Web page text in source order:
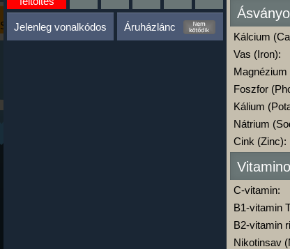
Kalória
Szimulátor
Szöveges
Értékelés
Ha ma már nem
kattints a
A Kalória
Jelenleg vonalkódos Áruházlánc
Kálcium
Vas (Iron):
Magnézium
Foszfor
Kálium
Nátrium
Cink (Zinc):
C-vitamin:
B1-vitamin
B2-vitamin
Nikotinsav